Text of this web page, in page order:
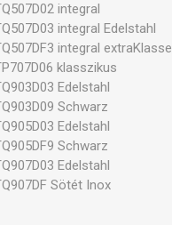
integral
integral Edelstahl
integral extraKlasse
klasszikus
Edelstahl
Schwarz
Edelstahl
Schwarz
Edelstahl
Sötét Inox